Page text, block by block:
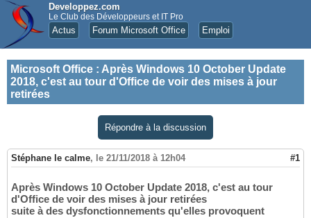
Developpez.com
Le Club des Développeurs et IT Pro
Actus Forum Microsoft Office Emploi
Microsoft Office : Après Windows 10 October Update
2018, c'est au tour d'Office de voir des mises à jour
retirées
Répondre à la discussion
Stéphane le calme, le 21/11/2018 à 12h04 #1
Après Windows 10 October Update 2018, c'est au tour
d'Office de voir des mises à jour retirées
suite à des dysfonctionnements qu'elles provoquent